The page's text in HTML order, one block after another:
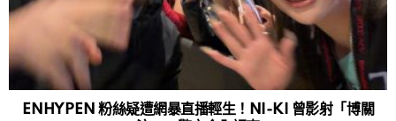
ENHYPEN 粉絲疑遭網暴直播輕生！NI-KI 曾影射「博關